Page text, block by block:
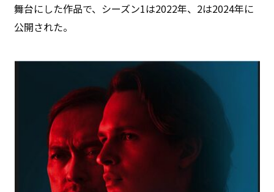
舞台にした作品で、シーズン1は2022年、2は2024年に
公開された。